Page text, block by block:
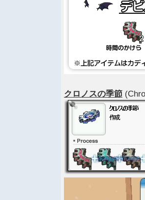
クロノスの季節